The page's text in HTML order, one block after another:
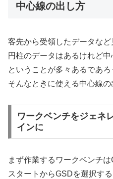
中心線の出し方
客先から受領したデータなど
円柱のデータはあるけれど中
ということが多々あるであろ
そんなときに使える中心線の
ワークベンチをジェネ
インに
まず作業するワークベンチは
スタートからGSDを選択する